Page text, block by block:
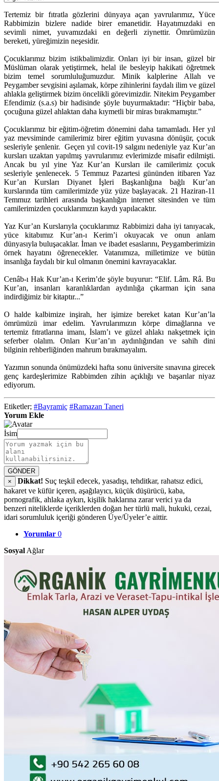
Tertemiz bir fıtratla gözlerini dünyaya açan yavrularımız, Yüce
Rabbimizin bizlere nadide birer emanetidir. Hayatımızdaki en
sevimli nimet, yuvamızdaki en değerli ziynettir. Ömrümüzün
bereketi, yüreğimizin neşesidir.
Çocuklarımız bizim istikbalimizdir. Onları iyi bir insan, güzel bir
Müslüman olarak yetiştirmek, helal ile besleyip hakikati öğretmek
bizim temel sorumluluğumuzdur. Minik kalplerine Allah ve
Peygamber sevgisini aşılamak, körpe zihinlerini faydalı ilim ve güzel
ahlakla geliştirmek bizim öncelikli görevimizdir. Nitekim Peygamber
Efendimiz (s.a.s) bir hadisinde şöyle buyurmaktadır: “Hiçbir baba,
çocuğuna güzel ahlaktan daha kıymetli bir miras bırakmamıştır.”
Çocuklarımız bir eğitim-öğretim dönemini daha tamamladı. Her yıl
yaz mevsiminde camilerimiz birer eğitim yuvasına dönüşür, çocuk
sesleriyle şenlenir. Geçen yıl covit-19 salgını nedeniyle yaz Kur’an
kursları uzaktan yapılmış yavrularımız evlerimizde misafir edilmişti.
Ancak bu yıl yine Yaz Kur’an Kursları ile camilerimiz çocuk
sesleriyle şenlenecek. 5 Temmuz Pazartesi gününden itibaren Yaz
Kur’an Kursları Diyanet İşleri Başkanlığına bağlı Kur’an
kurslarında tüm camilerimizde yüz yüze başlayacak. 21 Haziran-11
Temmuz tarihleri arasında başkanlığın internet sitesinden ve tüm
camilerimizden çocuklarımızın kaydı yapılacaktır.
Yaz Kur’an Kurslarıyla çocuklarımız Rabbimizi daha iyi tanıyacak,
yüce kitabımız Kur’an-ı Kerim’i okuyacak ve onun anlam
dünyasıyla buluşacaklar. İman ve ibadet esaslarını, Peygamberimizin
örnek hayatını öğrenecekler. Vatanımıza, milletimize ve bütün
insanlığa faydalı bir kul olmanın önemini kavrayacaklar.
Cenâb-ı Hak Kur’an-ı Kerim’de şöyle buyurur: “Elif. Lâm. Râ. Bu
Kur’an, insanları karanlıklardan aydınlığa çıkarman için sana
indirdiğimiz bir kitaptır...”
O halde kalbimize inşirah, her işimize bereket katan Kur’an’la
ömrümüzü imar edelim. Yavrularımızın körpe dimağlarına ve
tertemiz fıtratlarına imanı, İslam’ı ve güzel ahlakı nakşetmek için
seferber olalım. Onları Kur’an’ın aydınlığından ve sahih dini
bilginin rehberliğinden mahrum bırakmayalım.
Yazımın sonunda önümüzdeki hafta sonu üniversite sınavına girecek
genç kardeşlerimize Rabbimden zihin açıklığı ve başarılar niyaz
ediyorum.
Etiketler; #Bayramiç #Ramazan Taneri
Yorum Ekle
İsim
GÖNDER
×
Dikkat! Suç teşkil edecek, yasadışı, tehditkar, rahatsız edici,
hakaret ve küfür içeren, aşağılayıcı, küçük düşürücü, kaba,
pornografik, ahlaka aykırı, kişilik haklarına zarar verici ya da
benzeri niteliklerde içeriklerden doğan her türlü mali, hukuki, cezai,
idari sorumluluk içeriği gönderen Üye/Üyeler’e aittir.
Yorumlar 0
Sosyal Ağlar